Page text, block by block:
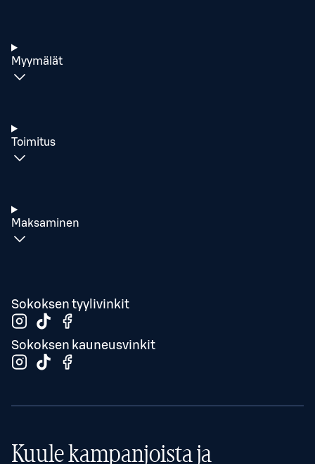
Myymälät
Toimitus
Maksaminen
Sokoksen tyylivinkit
Sokoksen kauneusvinkit
Kuule kampanjoista ja